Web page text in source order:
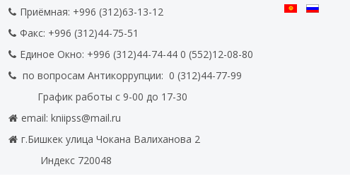
Приёмная: +996 (312)63-13-12
Факс: +996 (312)44-75-51
Единое Окно: +996 (312)44-74-44 0 (552)12-08-80
по вопросам Антикоррупции: 0 (312)44-77-99
График работы с 9-00 до 17-30
email: kniipss@mail.ru
г.Бишкек улица Чокана Валиханова 2
Индекс 720048